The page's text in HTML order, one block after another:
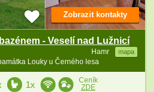
- Veselí nad Lužnicí
Hamr mapa
Louky u Černého lesa
Zobrazit kontakty
1x
Ceník
ZDE